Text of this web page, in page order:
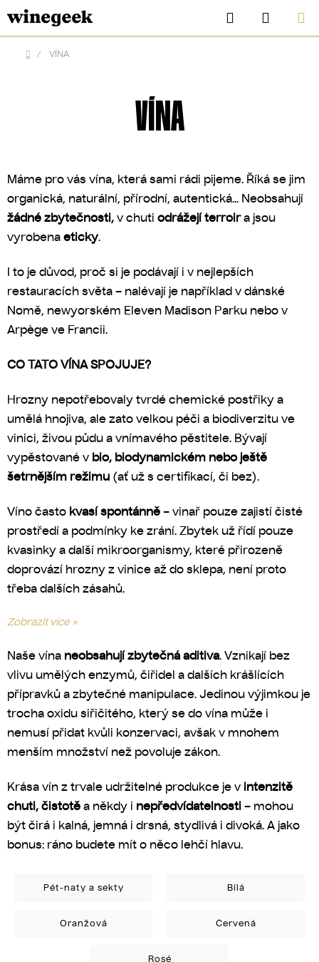
Přejít
na
obsah
Hledat
KOŠÍK
Domů
/ VÍNA
VÍNA
Máme pro vás vína, která sami rádi pijeme. Říká se jim
organická, naturální, přírodní, autentická... Neobsahují
žádné zbytečnosti, v chuti odrážejí terroira jsou
vyrobena eticky.
I to je důvod, proč si je podávají i v nejlepších
restauracích světa – nalévají je například v dánské
Nomě, newyorském Eleven Madison Parku nebo v
Arpège ve Francii.
CO TATO VÍNA SPOJUJE?
Hrozny nepotřebovaly tvrdé chemické postřiky a
umělá hnojiva, ale zato velkou péči a biodiverzitu ve
vinici, živou půdu a vnímavého pěstitele. Bývají
vypěstované v bio, biodynamickém nebo ještě
šetrnějším režimu (ať už s certifikací, či bez).
Víno často kvasí spontánně – vinař pouze zajistí čisté
prostředí a podmínky ke zrání. Zbytek už řídí pouze
kvasinky a další mikroorganismy, které přirozeně
doprovází hrozny z vinice až do sklepa, není proto
třeba dalších zásahů.
Zobrazit více »
Naše vína neobsahují zbytečná aditiva. Vznikají bez
vlivu umělých enzymů, čiřidel a dalších krášlících
přípravků a zbytečné manipulace. Jedinou výjimkou je
trocha oxidu siřičitého, který se do vína může i
nemusí přidat kvůli konzervaci, avšak v mnohem
menším množství než povoluje zákon.
Krása vín z trvale udržitelné produkce je v intenzitě
chuti, čistotě a někdy i nepředvídatelnosti – mohou
být čirá i kalná, jemná i drsná, stydlivá i divoká. A jako
bonus: ráno budete mít o něco lehčí hlavu.
Pét-naty a sekty Bílá
Oranžová Červená
Rosé